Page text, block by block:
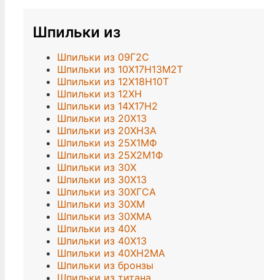
Шпильки из
Шпильки из 09Г2С
Шпильки из 10Х17Н13М2Т
Шпильки из 12Х18Н10Т
Шпильки из 12ХН
Шпильки из 14Х17Н2
Шпильки из 20Х13
Шпильки из 20ХН3А
Шпильки из 25Х1МФ
Шпильки из 25Х2М1Ф
Шпильки из 30Х
Шпильки из 30Х13
Шпильки из 30ХГСА
Шпильки из 30ХМ
Шпильки из 30ХМА
Шпильки из 40Х
Шпильки из 40Х13
Шпильки из 40ХН2МА
Шпильки из бронзы